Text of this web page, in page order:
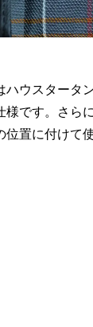
ハウスタータ
様です。さら
置に付けて使